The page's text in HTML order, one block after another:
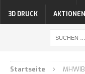
3D DRUCK AKTIONEN
Startseite MHWIB